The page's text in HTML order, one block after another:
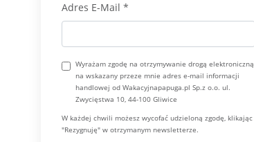
Adres E-Mail *
Wyrażam zgodę na otrzymywanie drogą elektroniczną
na wskazany przeze mnie adres e-mail informacji
handlowej od Wakacyjnapapuga.pl Sp.z o.o. ul.
Zwycięstwa 10, 44-100 Gliwice
W każdej chwili możesz wycofać udzieloną zgodę, klikając
"Rezygnuję" w otrzymanym newsletterze.